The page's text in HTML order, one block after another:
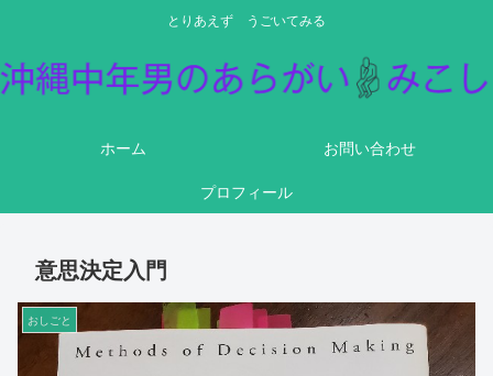
とりあえず うごいてみる
ホーム
お問い合わせ
プロフィール
意思決定入門
おしごと